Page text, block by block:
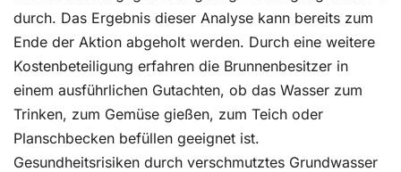
durch. Das Ergebnis dieser Analyse kann bereits zum
Ende der Aktion abgeholt werden. Durch eine weitere
Kostenbeteiligung erfahren die Brunnenbesitzer in
einem ausführlichen Gutachten, ob das Wasser zum
Trinken, zum Gemüse gießen, zum Teich oder
Planschbecken befüllen geeignet ist.
Gesundheitsrisiken durch verschmutztes Grundwasser